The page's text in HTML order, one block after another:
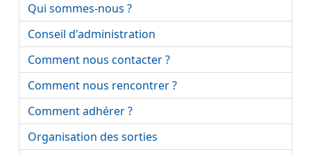
Qui sommes-nous ?
Conseil d'administration
Comment nous contacter ?
Comment nous rencontrer ?
Comment adhérer ?
Organisation des sorties